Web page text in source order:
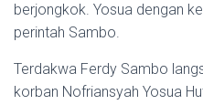
berjongkok. Yosua dengan
perintah Sambo.
Terdakwa Ferdy Sambo
korban Nofriansyah Yosua